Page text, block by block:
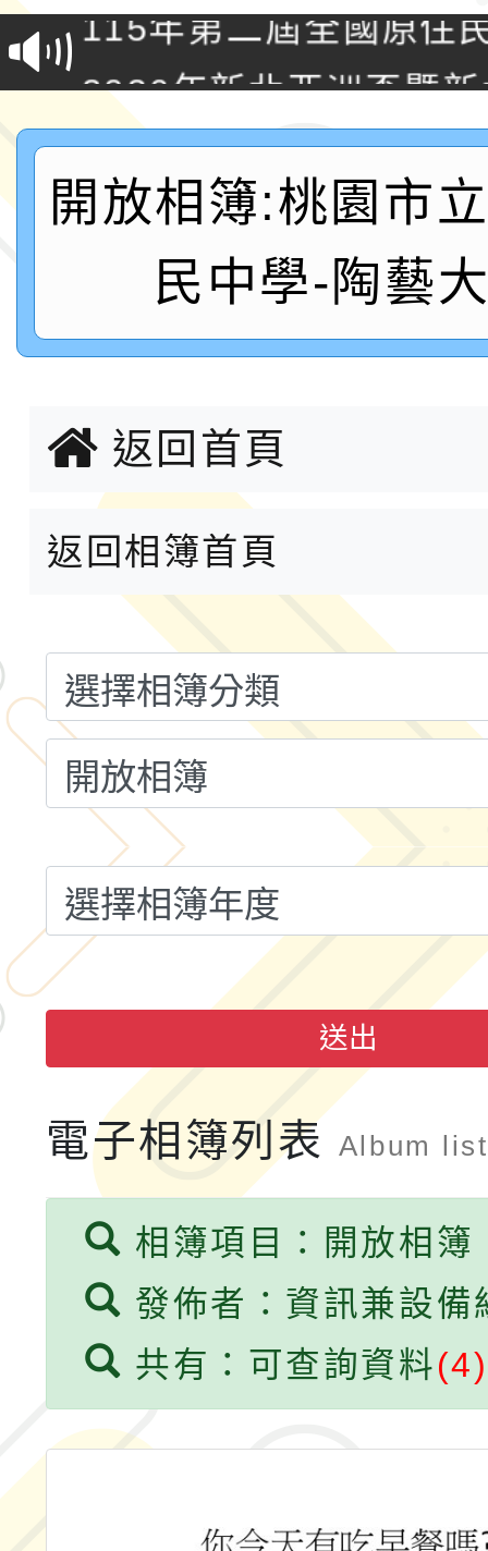
桃「我的減碳存摺2.0
案，詳如說明，請參閱
2026年新北亞洲盃暨
鐵人三項錦標賽
桃園市115學年度學生
「2026年『王牌愛／
運動系列徵選頒獎典禮
成果展」
2026城鎮韌性防空演習
桃園市大溪自造教育
融平台-教案暨教學示
115學年度「學習扶助
計畫子計畫十一-2：國
小時認證研習計畫」
115年度「教育部表揚
義教育推展貢獻獎」實
轉知桃園市政府交通局
共運輸服務，鼓勵民眾
桃「我的減碳存摺2.0
案，詳如說明，請參閱
115年第二屆全國原住
2026年新北亞洲盃暨
鐵人三項錦標賽
桃園市115學年度學生
「2026年『王牌愛／
運動系列徵選頒獎典禮
成果展」
2026城鎮韌性防空演習
桃園市大溪自造教育及
年八月份教師研習
國立成功大學辦理「台
融平台-教案暨教學示
115學年度「學習扶助
計畫子計畫十一-2：國
小時認證研習計畫」
115年度「教育部表揚
義教育推展貢獻獎」實
開放相簿:桃園市
民中學-陶藝
返回首頁
返回相簿首頁
送出
電子相簿列表 Album list
相簿項目：開放相簿
發佈者：資訊兼設備
共有：可查詢資料(4)